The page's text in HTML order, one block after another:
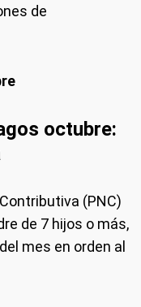
de
octubre:
(PNC)
de 7 hijos o más,
mes en orden al